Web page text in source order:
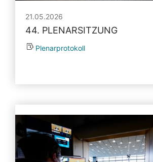
21.05.2026
44. PLENARSITZUNG
Plenarprotokoll